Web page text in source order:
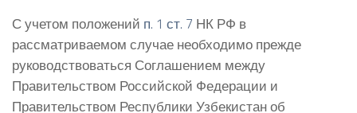
С учетом положений п. 1 ст. 7 НК РФ в
рассматриваемом случае необходимо прежде
руководствоваться Соглашением между
Правительством Российской Федерации и
Правительством Республики Узбекистан об